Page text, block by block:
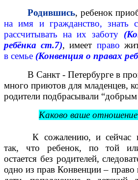
Родившись, ребенок
на имя и гражданство, знать
рассчитывать на их заботу
ребёнка ст.7), имеет право
в семье (Конвенция о правах
В Санкт - Петербурге в
много приютов для младенцев,
родители подбрасывали
Каково ваше
К сожалению, и сейчас
так, что ребенок, по той
остается без родителей,
одно из прав Конвенции –